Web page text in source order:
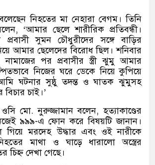
নিহতের মা নেহারা বেগম। তিনি
‘আমার ছেলে শারীরিক প্রতিবন্ধী।
প্রবাসী সুমন চৌধুরীদের সঙ্গে বাড়ির
আমার ছেলেদের বিরোধ ছিল। শনিবার
পর প্রবাসীর স্ত্রী ঝুমু আমার
নিজের ঘরে ডেকে নিয়ে কুপিয়ে
ঘটনার সুষ্ঠু তদন্ত ও ঘাতক ঝুমুসহ
চাই।’
মো. নুরুজ্জামান বলেন, হত্যাকাণ্ডের
৯৯৯-এ ফোন করে বিষয়টি জানান।
গিয়ে মরদেহ উদ্ধার এবং ওই নারীকে
মাথা ও ঘাড়ে ধারালো অস্ত্রের
দেখা গেছে।